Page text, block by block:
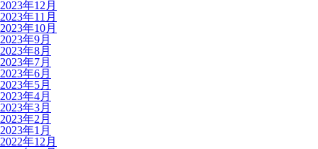
2023年12月
2023年11月
2023年10月
2023年9月
2023年8月
2023年7月
2023年6月
2023年5月
2023年4月
2023年3月
2023年2月
2023年1月
2022年12月